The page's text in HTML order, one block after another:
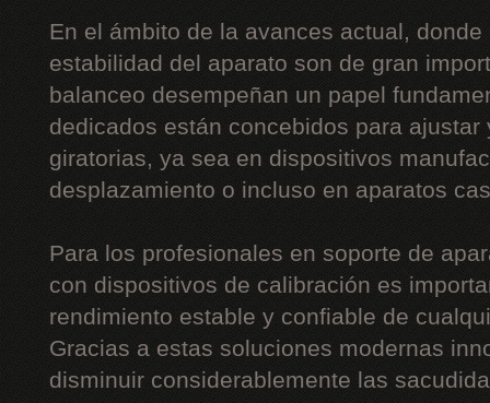
En el ámbito de la avances actual,
estabilidad del aparato son de gran
balanceo desempeñan un papel
dedicados están concebidos para
giratorias, ya sea en dispositivos
desplazamiento o incluso en aparatos
Para los profesionales en soporte de
con dispositivos de calibración es
rendimiento estable y confiable de
Gracias a estas soluciones modernas
disminuir considerablemente las